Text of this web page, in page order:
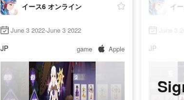
イース6 オンライン
June 3 2022-June 3 2022
JP game Apple
イ
June 3
JP